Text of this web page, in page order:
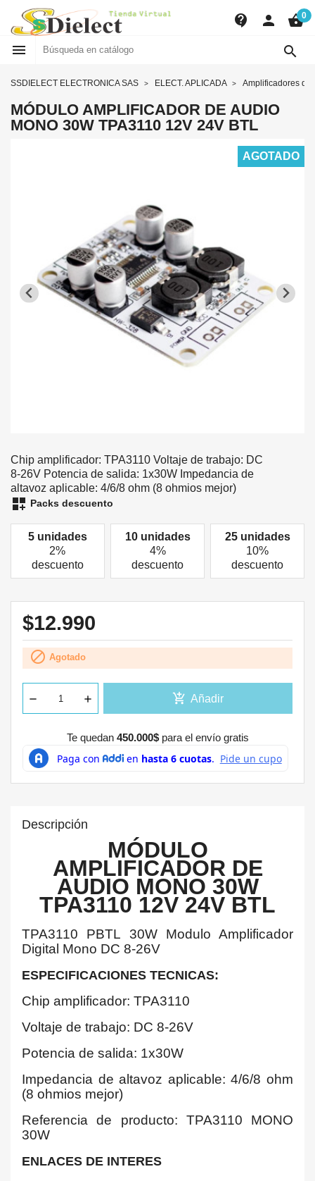
contact_support person shopping_basket0
 
SSDIELECT ELECTRONICA SAS ELECT. APLICADA Amplificadores de
MÓDULO AMPLIFICADOR DE AUDIO
MONO 30W TPA3110 12V 24V BTL
AGOTADO
Chip amplificador: TPA3110 Voltaje de trabajo: DC
8-26V Potencia de salida: 1x30W Impedancia de
altavoz aplicable: 4/6/8 ohm (8 ohmios mejor)
dashboard_customize Packs descuento
5 unidades
2%
descuento
10 unidades
4%
descuento
25 unidades
10%
descuento
$12.990
 Agotado
add_shopping_cart Añadir
Te quedan 450.000$para el envío gratis
Descripción
MÓDULO
AMPLIFICADOR DE
AUDIO MONO 30W
TPA3110 12V 24V BTL
TPA3110 PBTL 30W Modulo Amplificador
Digital Mono DC 8-26V
ESPECIFICACIONES TECNICAS:
Chip amplificador: TPA3110
Voltaje de trabajo: DC 8-26V
Potencia de salida: 1x30W
Impedancia de altavoz aplicable: 4/6/8 ohm
(8 ohmios mejor)
Referencia de producto: TPA3110 MONO
30W
ENLACES DE INTERES